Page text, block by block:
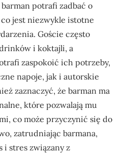
potrafi zadbać o
jest niezwykle istotne
Goście często
i koktajli, a
zaspokoić ich potrzeby,
napoje, jak i autorskie
zaznaczyć, że barman ma
które pozwalają mu
co może przyczynić się do
zatrudniając barmana,
i stres związany z